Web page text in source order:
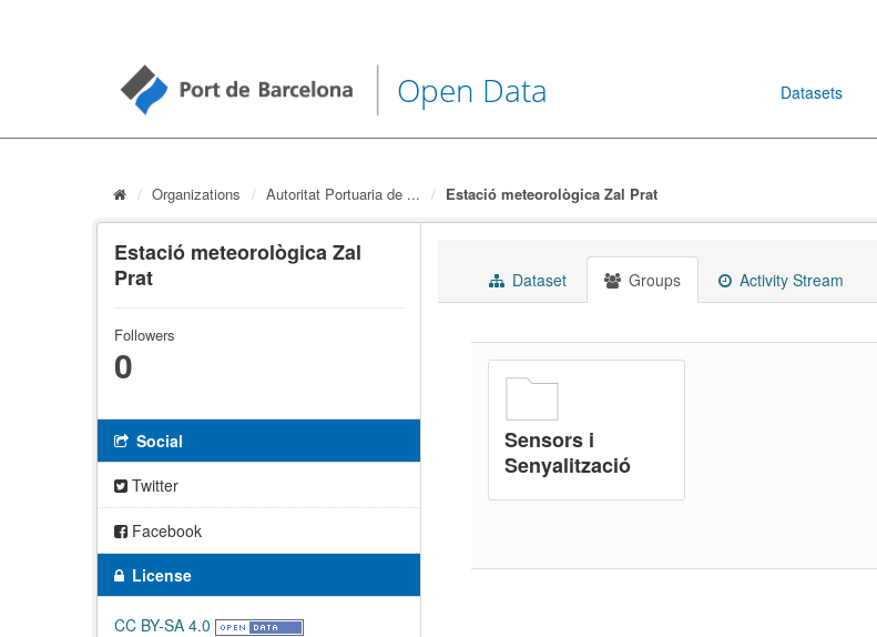
Open Data Datasets
Organizations Autoritat Portuaria de ... Estació meteorològica Zal Prat
Estació meteorològica Zal
Prat
Followers
0
Social
Twitter
Facebook
License
CC BY-SA 4.0
Dataset Groups Activity Stream
Sensors i
Senyalització